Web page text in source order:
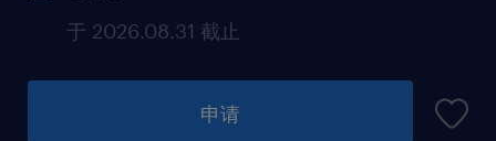
于 2026.08.31 截止
申请